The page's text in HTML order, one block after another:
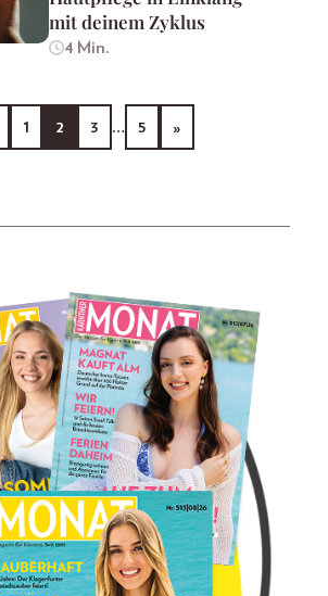
mit deinem Zyklus
4 Min.
1 2 3 … 5 »